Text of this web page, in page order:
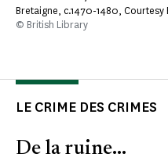
Bretaigne, c.1470-1480, Courtesy
© British Library
LE CRIME DES CRIMES
De la ruine...